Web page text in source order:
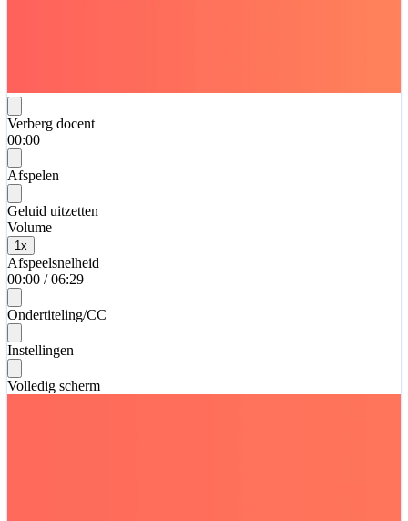
Verberg docent
00:00
Afspelen
Geluid uitzetten
Volume
1x
Afspeelsnelheid
00:00 / 06:29
Ondertiteling/CC
Instellingen
Volledig scherm